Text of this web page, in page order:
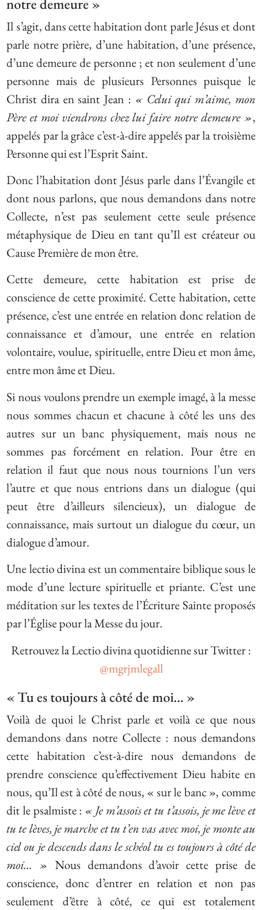
Il s’agit, dans cette habitation dont parle Jésus et dont
parle notre prière, d’une habitation, d’une présence,
d’une demeure de personne ; et non seulement d’une
personne mais de plusieurs Personnes puisque le
Christ dira en saint Jean : « Celui qui m’aime, mon
Père et moi viendrons chez lui faire notre demeure »,
appelés par la grâce c’est-à-dire appelés par la troisième
Personne qui est l’Esprit Saint.
Donc l’habitation dont Jésus parle dans l’Évangile et
dont nous parlons, que nous demandons dans notre
Collecte, n’est pas seulement cette seule présence
métaphysique de Dieu en tant qu’Il est créateur ou
Cause Première de mon être.
Cette demeure, cette habitation est prise de
conscience de cette proximité. Cette habitation, cette
présence, c’est une entrée en relation donc relation de
connaissance et d’amour, une entrée en relation
volontaire, voulue, spirituelle, entre Dieu et mon âme,
entre mon âme et Dieu.
Si nous voulons prendre un exemple imagé, à la messe
nous sommes chacun et chacune à côté les uns des
autres sur un banc physiquement, mais nous ne
sommes pas forcément en relation. Pour être en
relation il faut que nous nous tournions l’un vers
l’autre et que nous entrions dans un dialogue (qui
peut être d’ailleurs silencieux), un dialogue de
connaissance, mais surtout un dialogue du cœur, un
dialogue d’amour.
Une lectio divina est un commentaire biblique sous le
mode d’une lecture spirituelle et priante. C’est une
méditation sur les textes de l’Écriture Sainte proposés
par l’Église pour la Messe du jour.
Retrouvez la Lectio divina quotidienne sur Twitter :
@mgrjmlegall
« Tu es toujours à côté de moi… »
Voilà de quoi le Christ parle et voilà ce que nous
demandons dans notre Collecte : nous demandons
cette habitation c’est-à-dire nous demandons de
prendre conscience qu’effectivement Dieu habite en
nous, qu’Il est à côté de nous, « sur le banc », comme
dit le psalmiste : « Je m’assois et tu t’assois, je me lève et
tu te lèves, je marche et tu t’en vas avec moi, je monte au
ciel ou je descends dans le schéol tu es toujours à côté de
moi… » Nous demandons d’avoir cette prise de
conscience, donc d’entrer en relation et non pas
seulement d’être à côté, ce qui est totalement